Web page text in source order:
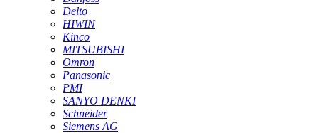
Delto
HIWIN
Kinco
MITSUBISHI
Omron
Panasonic
PMI
SANYO DENKI
Schneider
Siemens AG